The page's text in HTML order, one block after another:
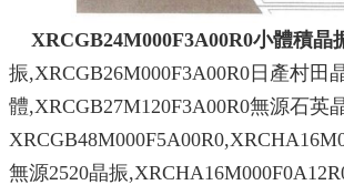
XRCGB24M000F3A00R0小體積晶
振,XRCGB26M000F3A00R0日產村田
體,XRCGB27M120F3A00R0無源石英
無源2520晶振